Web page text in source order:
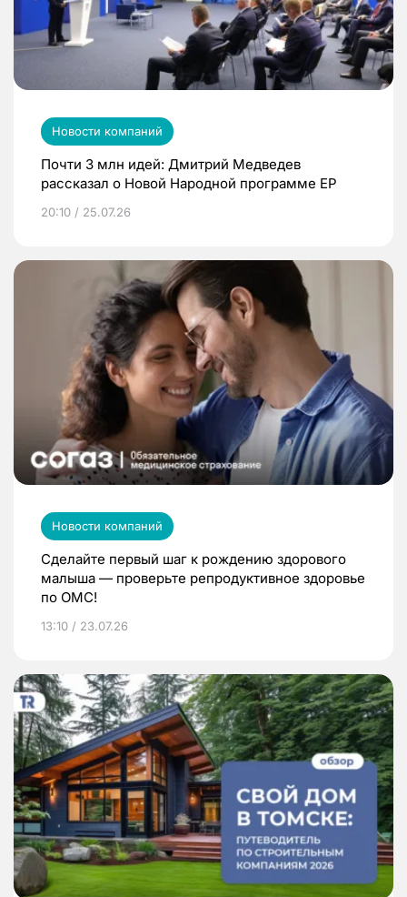
Новости компаний
Почти 3 млн идей: Дмитрий Медведев
рассказал о Новой Народной программе ЕР
20:10 / 25.07.26
Новости компаний
Сделайте первый шаг к рождению здорового
малыша — проверьте репродуктивное здоровье
по ОМС!
13:10 / 23.07.26